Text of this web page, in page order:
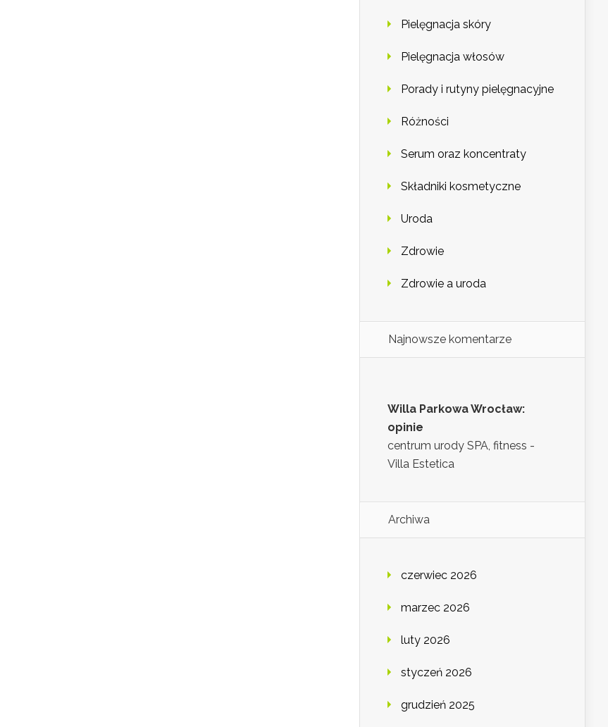
Pielęgnacja skóry
Pielęgnacja włosów
Porady i rutyny pielęgnacyjne
Różności
Serum oraz koncentraty
Składniki kosmetyczne
Uroda
Zdrowie
Zdrowie a uroda
Najnowsze komentarze
Willa Parkowa Wrocław:
opinie
centrum urody SPA, fitness -
Villa Estetica
Archiwa
czerwiec 2026
marzec 2026
luty 2026
styczeń 2026
grudzień 2025